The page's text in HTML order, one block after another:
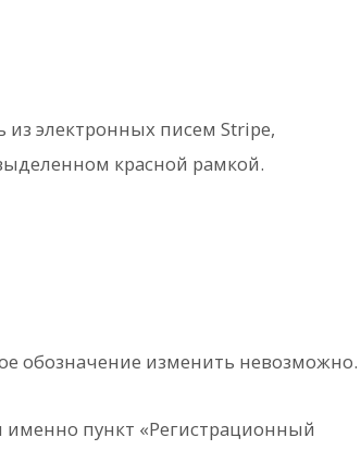
из электронных писем Stripe,
красной рамкой.
обозначение изменить невозможно.
именно пункт «Регистрационный